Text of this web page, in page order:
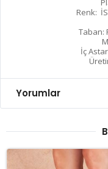
Renk:
Taban:
İç
Yorumlar